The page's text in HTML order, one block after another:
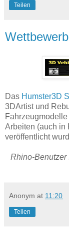
Teilen
Das Humster3D
3DArtist und
Arbeiten (auch in
veröffentlicht
Rhino-Benutzer
Anonym at 11:20
Teilen